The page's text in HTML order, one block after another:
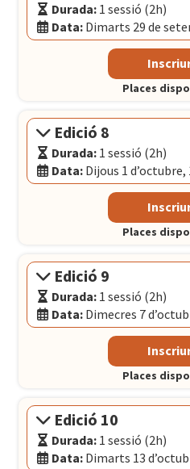
Durada: 1 sessió (2h)
Data: Dimarts 29 de
Modalitat:Sessió
Català
Dimarts 29 de
El Convent- Plaça Pons
Places
Edició 8
Durada: 1 sessió (2h)
Data: Dijous 1 d’octubre,
Modalitat:Sessió
Català
Dijous 1 d’octubre,
El Convent- Plaça Pons
Places
Edició 9
Durada: 1 sessió (2h)
Data: Dimecres 7
Modalitat:Sessió
Català
Dimecres 7
El Convent- Plaça Pons
Places
Edició 10
Durada: 1 sessió (2h)
Data: Dimarts 13